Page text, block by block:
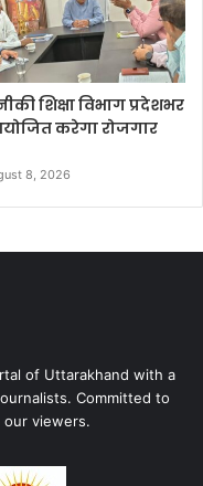
शिक्षा विभाग प्रदेशभर
करेगा रोजगार
8, 2026
of Uttarakhand with a
Committed to
viewers.